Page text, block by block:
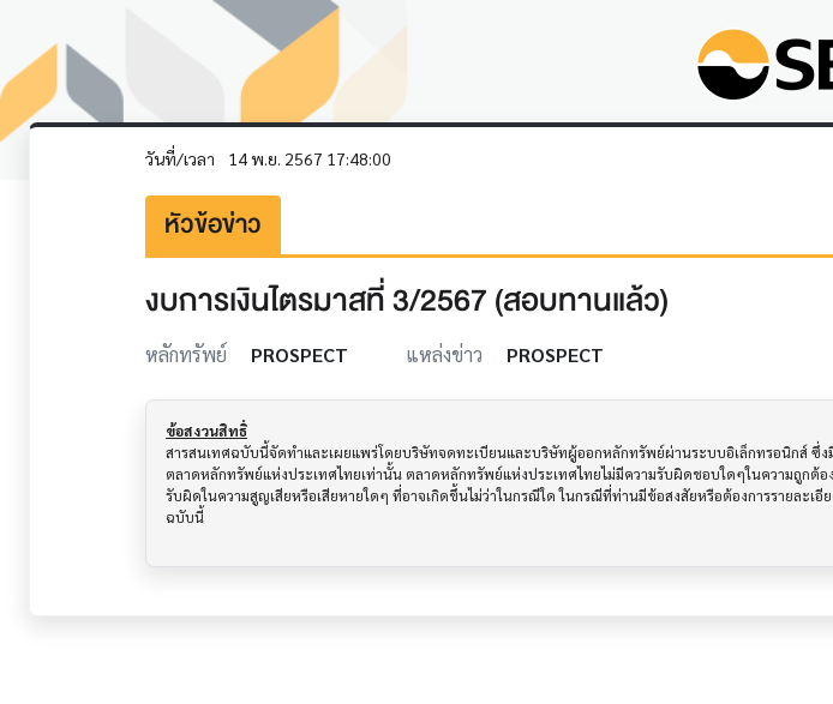
วันที่/เวลา 14 พ.ย. 2567 17:48:00
หัวข้อข่าว
งบการเงินไตรมาสที่ 3/2567 (สอบทานแล้ว)
หลักทรัพย์ PROSPECT แหล่งข่าว PROSPECT
ข้อสงวนสิทธิ์
สารสนเทศฉบับนี้จัดทำและเผยแพร่โดยบริษัทจดทะเบียนและบริษัทผู้ออกหลักทรัพย์ผ่านระบบอิเล็กทรอนิกส์
ตลาดหลักทรัพย์แห่งประเทศไทยเท่านั้น ตลาดหลักทรัพย์แห่งประเทศไทยไม่มีความรับผิดชอบใดๆในความถูกต้
รับผิดในความสูญเสียหรือเสียหายใดๆ ที่อาจเกิดขึ้นไม่ว่าในกรณีใด ในกรณีที่ท่านมีข้อสงสัยหรือต้องการรายล
ฉบับนี้